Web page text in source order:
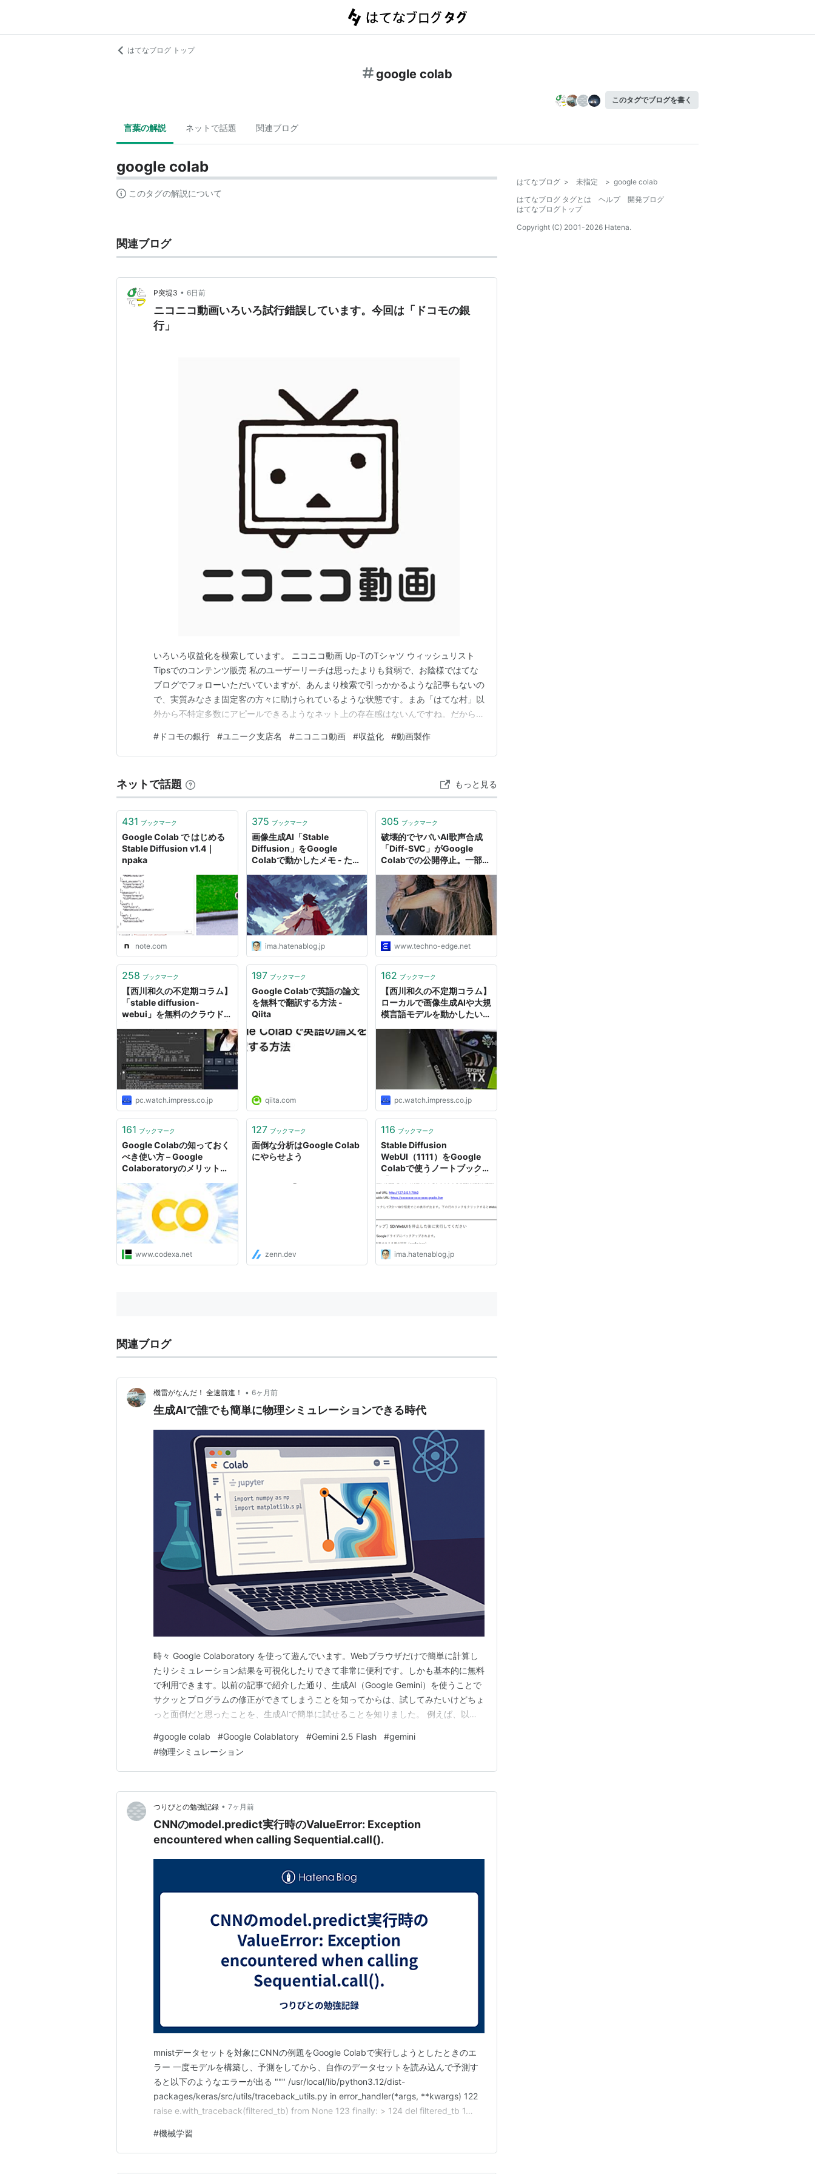
はてなブログ トップ
google colab
このタグでブログを書く
言葉の解説 ネットで話題 関連ブログ
google colab
このタグの解説について
関連ブログ
P突堤3 • 6日前
ニコニコ動画いろいろ試行錯誤しています。今回は「ドコモの銀
行」
いろいろ収益化を模索しています。 ニコニコ動画 Up-TのTシャツ ウィッシュリスト
Tipsでのコンテンツ販売 私のユーザーリーチは思ったよりも貧弱で、お陰様ではてな
ブログでフォローいただいていますが、あんまり検索で引っかかるような記事もないの
で、実質みなさま固定客の方々に助けられているような状態です。まあ「はてな村」以
外から不特定多数にアピールできるようなネット上の存在感はないんですね。だから
るにはハードルが高いと感じています。 かといって「ペンタクラスタキーボード」と
いう看板を捨ててアクセス至上主義に走るの…
# ドコモの銀行 #ユニーク支店名 #ニコニコ動画 #収益化 #動画製作
ネットで話題 もっと見る
431 ブックマーク
Google Colab で はじめる
Stable Diffusion v1.4｜
npaka
note.com
375 ブックマーク
画像生成AI「Stable
Diffusion」をGoogle
Colabで動かしたメモ - ただ
ima.hatenablog.jp
305 ブックマーク
破壊的でヤバいAI歌声合成
「Diff-SVC」がGoogle
Colabでの公開停止。一部ユ
勝手に利用で自主制限
（CloseBox） | テクノエッ
ジ TechnoEdge
www.techno-edge.net
258 ブックマーク
【西川和久の不定期コラム】
「stable diffusion-
webui」を無料のクラウド環
で動かす！
pc.watch.impress.co.jp
197 ブックマーク
Google Colabで英語の論文
を無料で翻訳する方法 -
Qiita
qiita.com
162 ブックマーク
【西川和久の不定期コラム】
ローカルで画像生成AIや大規
模言語モデルを動かしたい！
3070 Ti+GPU Boxへ乗り換
pc.watch.impress.co.jp
161 ブックマーク
Google Colabの知っておく
べき使い方 – Google
Colaboratoryのメリット・
め
www.codexa.net
127 ブックマーク
面倒な分析はGoogle Colab
にやらせよう
zenn.dev
116 ブックマーク
Stable Diffusion
WebUI（1111）をGoogle
Colabで使うノートブック
ただいま村
ima.hatenablog.jp
関連ブログ
機雷がなんだ！ 全速前進！ • 6ヶ月前
生成AIで誰でも簡単に物理シミュレーションできる時代
時々 Google Colaboratory を使って遊んでいます。Webブラウザだけで簡単に計算し
たりシミュレーション結果を可視化したりできて非常に便利です。しかも基本的に無料
で利用できます。以前の記事で紹介した通り、生成AI（Google Gemini）を使うことで
サクッとプログラムの修正ができてしまうことを知ってからは、試してみたいけどちょ
っと面倒だと思ったことを、生成AIで簡単に試せることを知りました。 例えば、以下
特殊相対性理論の可視化 プロンプト： アインシュタインの特殊相対性理論の一般式
（速度がゼロでな…
#google colab #Google Colablatory #Gemini 2.5 Flash #gemini
#物理シミュレーション
つりびとの勉強記録 • 7ヶ月前
CNNのmodel.predict実行時のValueError: Exception
encountered when calling Sequential.call().
mnistデータセットを対象にCNNの例題をGoogle Colabで実行しようとしたときのエ
ラー 一度モデルを構築し、予測をしてから、自作のデータセットを読み込んで予測す
ると以下のようなエラーが出る """ /usr/local/lib/python3.12/dist-
packages/keras/src/utils/traceback_utils.py in error_handler(*args, **kwargs) 122
raise e.with_traceback(filtered_tb) from None 123 finally: > 124 del filtered_tb 1…
#機械学習
はてなブログ > 未指定 > google colab
はてなブログ タグとは
ヘルプ
開発ブログ
はてなブログトップ
Copyright (C) 2001-2026 Hatena.